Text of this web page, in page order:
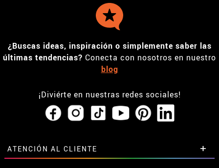
¿Buscas ideas, inspiración o simplemente saber las
últimas tendencias? Conecta con nosotros en nuestro
blog
¡Diviérte en nuestras redes sociales!
ATENCIÓN AL CLIENTE